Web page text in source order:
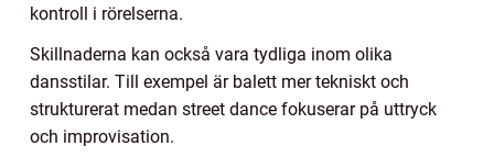
kontroll i rörelserna.
Skillnaderna kan också vara tydliga inom olika
dansstilar. Till exempel är balett mer tekniskt och
strukturerat medan street dance fokuserar på uttryck
och improvisation.